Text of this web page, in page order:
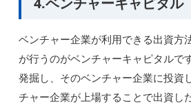
ベンチャー企業が利用できる出資方
が行うのがベンチャーキャピタルで
発掘し、そのベンチャー企業に投資
チャー企業が上場することで出資し